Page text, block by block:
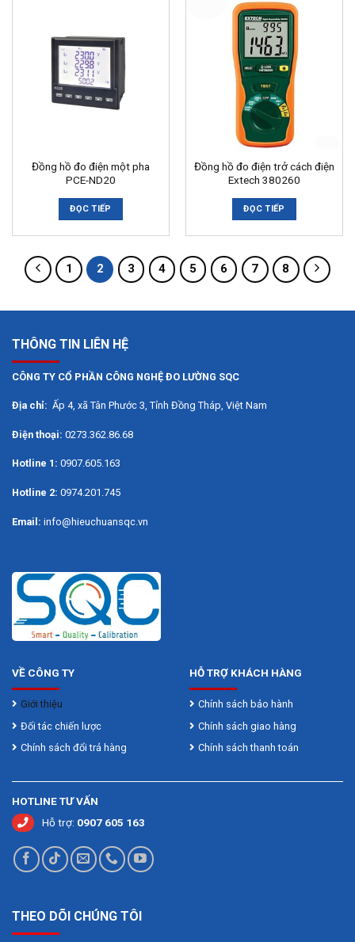
Đồng hồ đo điện một pha
PCE-ND20
ĐỌC TIẾP
Đồng hồ đo điện trở cách điện
Extech 380260
ĐỌC TIẾP
1 2 3 4 5 6 7 8
THÔNG TIN LIÊN HỆ
CÔNG TY CỔ PHẦN CÔNG NGHỆ ĐO LƯỜNG SQC
Địa chỉ: Ấp 4, xã Tân Phước 3, Tỉnh Đồng Tháp, Việt Nam
Điện thoại: 0273.362.86.68
Hotline 1: 0907.605.163
Hotline 2: 0974.201.745
Email: info@hieuchuansqc.vn
VỀ CÔNG TY
Giới thiệu
Đối tác chiến lược
Chính sách đổi trả hàng
HỖ TRỢ KHÁCH HÀNG
Chính sách bảo hành
Chính sách giao hàng
Chính sách thanh toán
HOTLINE TƯ VẤN
Hỗ trợ: 0907 605 163
THEO DÕI CHÚNG TÔI